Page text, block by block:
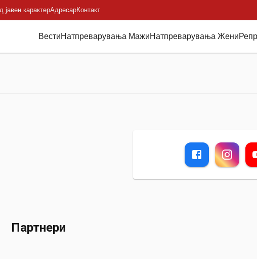
карактерАдресарКонтакт
ВестиНатпреварувања МажиНатпреварувања Жени
Партнери